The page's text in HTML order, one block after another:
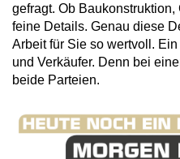
gefragt. Ob
feine Details. Genau diese
Arbeit für Sie so wertvoll.
und Verkäufer. Denn bei
beide Parteien.